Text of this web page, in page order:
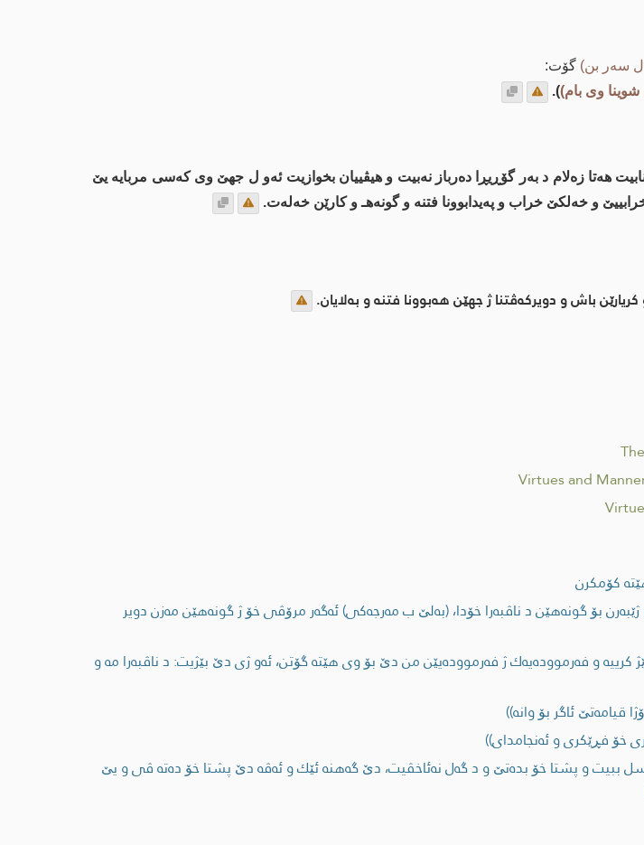
سه‌ر بن) گۆت:
وی بام)).
هەتا زەلام د بەر گۆڕیڕا دەرباز نەبیت و هیڤییان بخوازیت ئەو ل جهێ وی کەسی مربایە یێ
و خه‌لكێ خراب و په‌یدابوونا فتنه‌ و گونه‌هـ و كارێن خه‌له‌ت.
باش و دویركه‌ڤتنا ژ جهێن هه‌بوونا فتنه‌ و به‌لایان.
Virtues and
كۆمكرن
بۆ گونه‌هێن د ناڤبه‌را خۆدا، (به‌لێ ب مه‌رجه‌كی) ئه‌گه‌ر مرۆڤی خۆ ژ گونه‌هێن مه‌زن دویر
و فه‌رمووده‌یه‌ك ژ فه‌رمووده‌یێن من دێ بۆ وی هێته‌ گۆتن، ئه‌و ژی دێ بێژیت: د ناڤبه‌را مه‌ و
ئاگر بۆ وانه‌))
خۆ فڕێكری و ئه‌نجامدای))
سل ببيت و پشتا خۆ بده‌تێ و د گه‌ل نه‌ئاخڤیت، دێ گه‌هنه‌ ئێك و ئه‌ڤه‌ دێ پشتا خۆ ده‌ته‌ ڤی و یێ